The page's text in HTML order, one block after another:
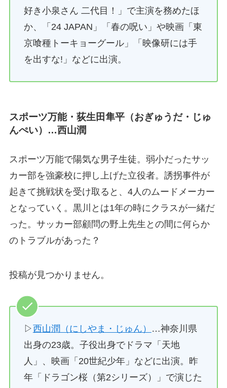
好き小泉さん 二代目！」で主演を務めたほ
か、「24 JAPAN」「春の呪い」や映画「東
京喰種トーキョーグール」「映像研には手
を出すな!」などに出演。
スポーツ万能・荻生田隼平（おぎゅうだ・じゅ
んぺい）…西山潤
スポーツ万能で陽気な男子生徒。弱小だったサッ
カー部を強豪校に押し上げた立役者。誘拐事件が
起きて挑戦状を受け取ると、4人のムードメーカー
となっていく。黒川とは1年の時にクラスが一緒だ
った。サッカー部顧問の野上先生との間に何らか
のトラブルがあった？
投稿が見つかりません。
▷西山潤（にしやま・じゅん）
…神奈川県
出身の23歳。子役出身でドラマ「天地
人」、映画「20世紀少年」などに出演。昨
年「ドラゴン桜（第2シリーズ）」で演じた